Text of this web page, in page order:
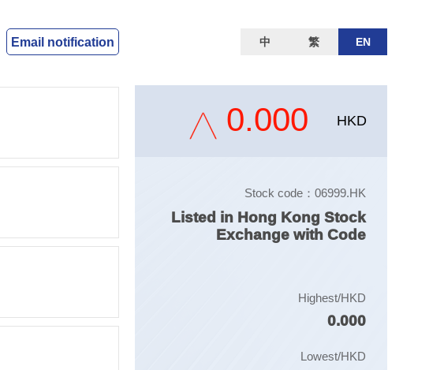
Email notification 中 繁 EN
0.000 HKD
Stock code：06999.HK
Listed in Hong Kong Stock
Exchange with Code
Highest/HKD
0.000
Lowest/HKD